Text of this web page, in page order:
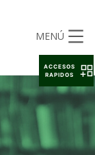
MENÚ
ACCESOS
RAPIDOS